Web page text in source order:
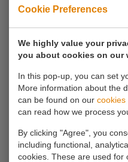
Cookie Preferences
We highly value your
you about cookies on our
In this pop-up, you can set
More information about the
can be found on our cookies
can read how we process
By clicking "Agree", you
including functional,
cookies. These are used for
Zaterdag
Zondag
Did you
Then you can make
0180